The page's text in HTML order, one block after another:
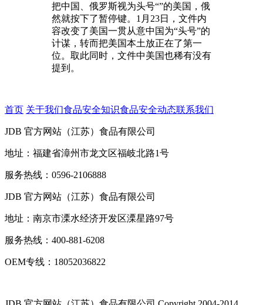
把中国、俄罗斯视为头号“”的美国，俄
然就按下了暂停键。1月23日，文件内
容改变了美国一贯从意中国为“头号”的
计谋，转而把美国本土放正在了第一
位。取此同时，文件中美国也稀有没有
提到。
首页 关于我们食品安全知识食品安全动态联系我们
JDB 官方网站（江苏）食品有限公司
地址：福建省漳州市龙文区福岐北路1号
服务热线：0596-2106888
JDB 官方网站（江苏）食品有限公司
地址：南京市溧水经济开发区溧星路97号
服务热线：400-881-6208
OEM专线：18052036822